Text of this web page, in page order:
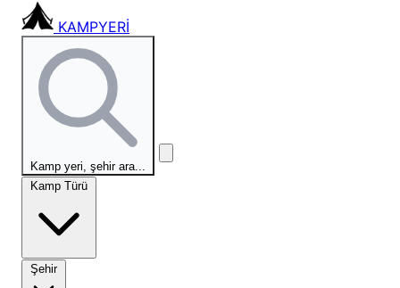
KAMPYERİ
Kamp yeri, şehir ara...
Kamp Türü
Şehir